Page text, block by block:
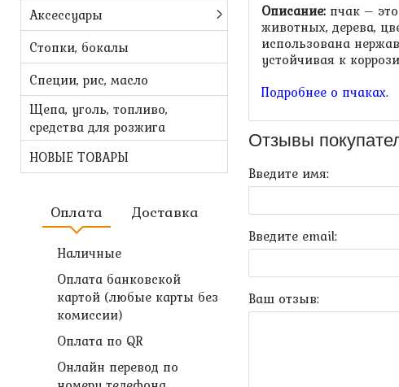
Аксессуары
Стопки, бокалы
Специи, рис, масло
Щепа, уголь, топливо,
средства для розжига
НОВЫЕ ТОВАРЫ
Оплата Доставка
Наличные
Оплата банковской
картой (любые карты без
комиссии)
Оплата по QR
Онлайн перевод по
Описание: пчак –
животных, дерева,
использована
устойчивая к
Подробнее о пчаках.
Отзывы
Введите имя:
Введите email:
Ваш отзыв: